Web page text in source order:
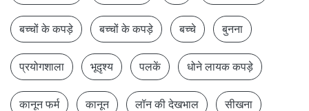
बच्चों के कपड़े बच्चों के कपड़े बच्चे बुनना
प्रयोगशाला भूदृश्य पलकें धोने लायक कपड़े
कानून फर्म कानून लॉन की देखभाल सीखना